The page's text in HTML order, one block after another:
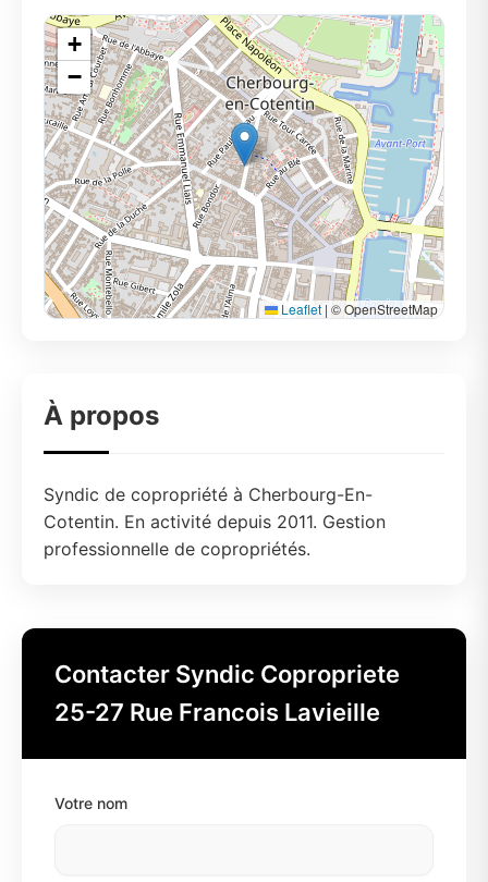
+
−
Leaflet | © OpenStreetMap
À propos
Syndic de copropriété à Cherbourg-En-
Cotentin. En activité depuis 2011. Gestion
professionnelle de copropriétés.
Contacter Syndic Copropriete
25-27 Rue Francois Lavieille
Votre nom